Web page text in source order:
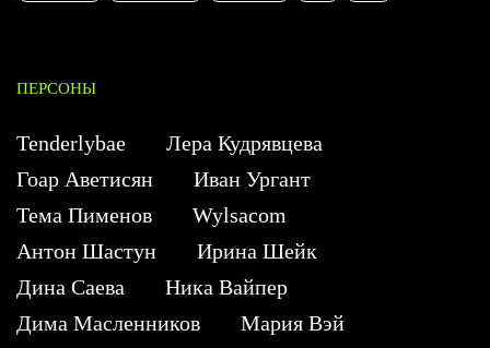
ПЕРСОНЫ
Tenderlybae
Лера Кудрявцева
Гоар Аветисян
Иван Ургант
Тема Пименов
Wylsacom
Антон Шастун
Ирина Шейк
Дина Саева
Ника Вайпер
Дима Масленников
Мария Вэй